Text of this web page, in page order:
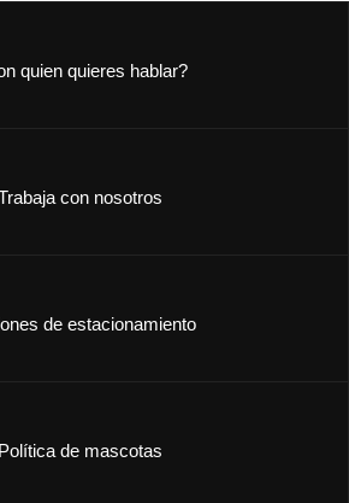
quien quieres hablar?
con nosotros
de estacionamiento
Política de mascotas